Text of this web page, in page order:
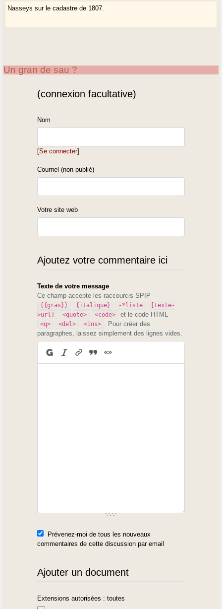
Nasseys sur le cadastre de 1807.
Un gran de sau ?
(connexion facultative)
Nom
[Se connecter]
Courriel (non publié)
Votre site web
Ajoutez votre commentaire ici
Texte de votre message
Ce champ accepte les raccourcis SPIP
{{gras}} {italique} -*liste
[texte-
>url]
<quote> <code> et le code HTML
<q> <del> <ins>
. Pour créer des
paragraphes, laissez simplement des lignes vides.
Prévenez-moi de tous les nouveaux
commentaires de cette discussion par email
Ajouter un document
Extensions autorisées : toutes